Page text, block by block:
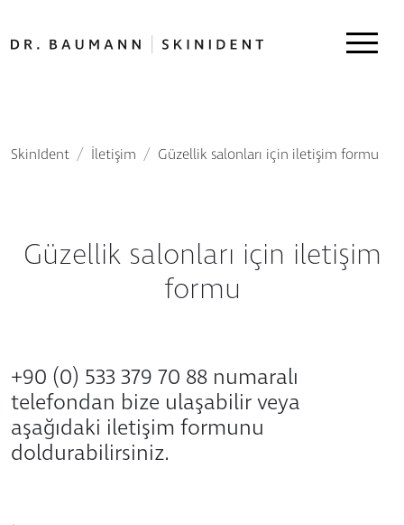
SkinIdent İletişim Güzellik salonları için iletişim formu
Güzellik salonları için iletişim
formu
+90 (0) 533 379 70 88 numaralı
telefondan bize ulaşabilir veya
aşağıdaki iletişim formunu
doldurabilirsiniz.